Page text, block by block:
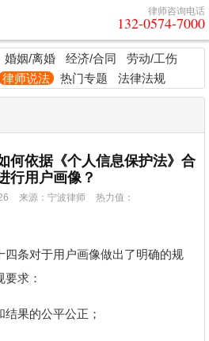
律师咨询电话
132-0574-7000
婚姻/离婚 经济/合同
劳动/工伤
律师说法 热门专题 法律法规
何依据《个人信息保护法》合
行用户画像？
来源：宁波律师 热力值：
四条对于用户画像做出了明确的规
求：
果的公平公正；